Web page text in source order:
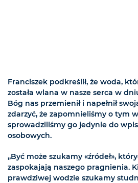
Franciszek podkreślił, że woda,
została wlana w nasze serca w
Bóg nas przemienił i napełnił
zdarzyć, że zapomnieliśmy o tym
sprowadziliśmy go jedynie do
osobowych.
„Być może szukamy «źródeł»,
zaspokajają naszego pragnienia.
prawdziwej wodzie szukamy